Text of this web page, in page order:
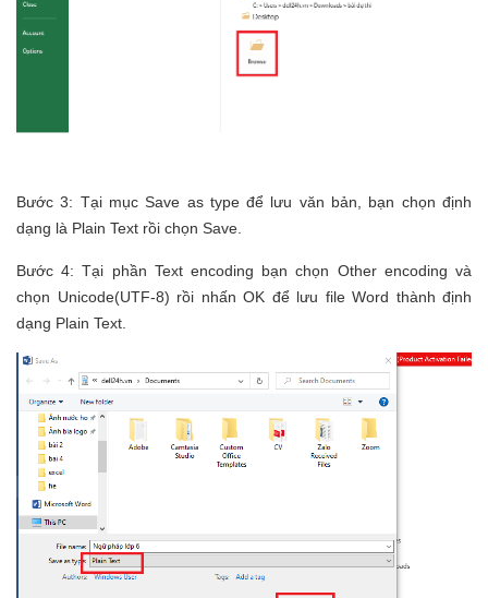
Bước 3: Tại mục Save as type để lưu văn bản, bạn chọn định
dạng là Plain Text rồi chọn Save.
Bước 4: Tại phần Text encoding bạn chọn Other encoding và
chọn Unicode(UTF-8) rồi nhấn OK để lưu file Word thành định
dạng Plain Text.